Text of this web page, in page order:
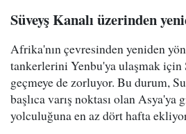
Süveyş Kanalı üzerinden
Afrika'nın çevresinden yeniden
tankerlerini Yenbu'ya ulaşmak için
geçmeye de zorluyor. Bu durum,
başlıca varış noktası olan Asya'ya
yolculuğuna en az dört hafta